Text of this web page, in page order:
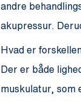
andre
akupressur.
Hvad er
Der er både
muskulatur, som